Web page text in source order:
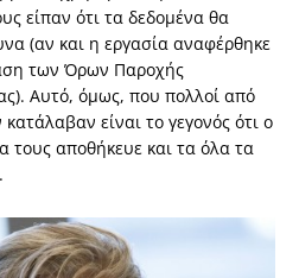
είπαν ότι τα δεδομένα θα
(αν και η εργασία αναφέρθηκε
των Όρων Παροχής
Αυτό, όμως, που πολλοί από
είναι το γεγονός ότι ο
τους αποθήκευε και τα όλα τα